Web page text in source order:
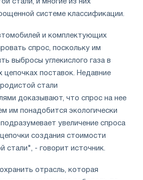
стали, и многие из них
системе классификации.
и комплектующих
спрос, поскольку им
выбросы углекислого газа в
цепочках поставок. Недавние
стали
доказывают, что спрос на нее
им понадобится экологически
увеличение спроса
создания стоимости
стали", - говорит источник.
отрасль, которая